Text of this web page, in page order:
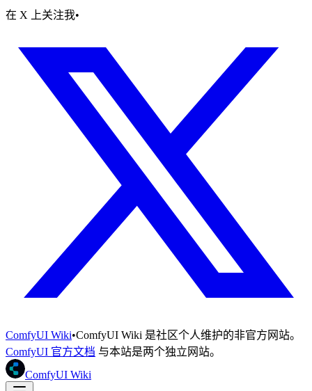
在 X 上关注我•
ComfyUI Wiki•ComfyUI Wiki 是社区个人维护的非官方网站。
ComfyUI 官方文档 与本站是两个独立网站。
ComfyUI Wiki